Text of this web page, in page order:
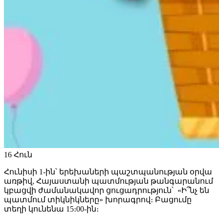
16 Հուն
Հունիսի 1-ին՝ երեխաների պաշտպանության օրվա
առթիվ, Հայաստանի պատմության թանգարանում
կբացվի ժամանակավոր ցուցադրություն՝ «Ի՞նչ են
պատմում տիկնիկները» խորագրով։ Բացումը
տեղի կունենա 15։00-ին։